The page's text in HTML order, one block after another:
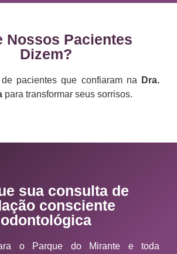
Nossos Pacientes
Dizem?
pacientes que confiaram na
Dra.
para transformar seus sorrisos.
sua consulta de
consciente
odontológica
o Parque do Mirante e toda